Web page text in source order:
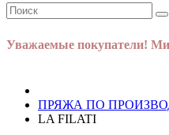
Уважаемые покупатели!
ПРЯЖА ПО
LA FILATI